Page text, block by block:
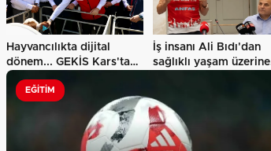
Hayvancılıkta dijital
dönem... GEKİS Kars'ta
uygulamaya…
İş insanı Ali Bıdı'dan
sağlıklı yaşam üzerine
EĞITIM